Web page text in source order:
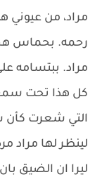
مراد، من عيوني
رحمه. بحماس
مراد. ببتسامه
كل هذا تحت
التي شعرت كأن
لينظر لها مراد
ليرا ان الضيق